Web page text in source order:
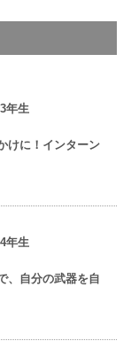
年生
けに！インターン
年生
、自分の武器を自